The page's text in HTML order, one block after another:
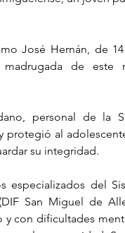
José Hernán, de
de este
personal de la
protegió al
su integridad.
especializados del
San Miguel de
con dificultades